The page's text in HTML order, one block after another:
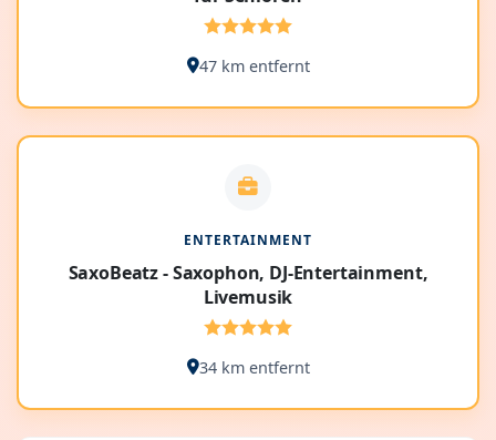
47 km entfernt
ENTERTAINMENT
SaxoBeatz - Saxophon, DJ-Entertainment,
Livemusik
34 km entfernt